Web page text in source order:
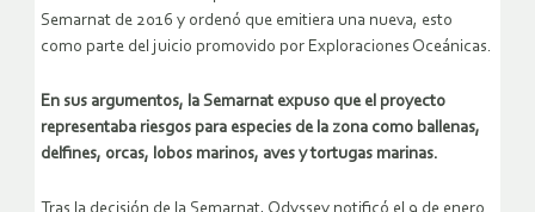
Semarnat de 2016 y ordenó que emitiera una nueva, esto
como parte del juicio promovido por Exploraciones Oceánicas.
En sus argumentos, la Semarnat expuso que el proyecto
representaba riesgos para especies de la zona como ballenas,
delfines, orcas, lobos marinos, aves y tortugas marinas.